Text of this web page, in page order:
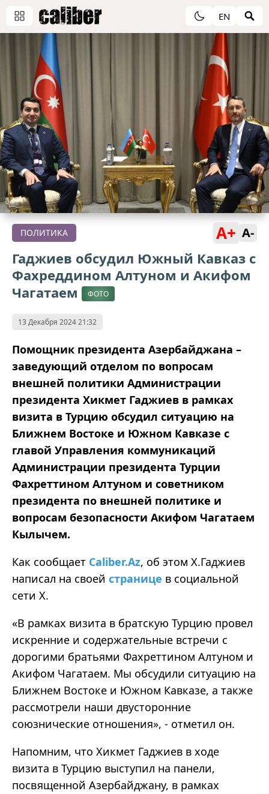
EN
ПОЛИТИКА A+ A-
Гаджиев обсудил Южный Кавказ с
Фахреддином Алтуном и Акифом
Чагатаем
ФОТО
13 Декабря 2024 21:32
Помощник президента Азербайджана –
заведующий отделом по вопросам
внешней политики Администрации
президента Хикмет Гаджиев в рамках
визита в Турцию обсудил ситуацию на
Ближнем Востоке и Южном Кавказе с
главой Управления коммуникаций
Администрации президента Турции
Фахреттином Алтуном и советником
президента по внешней политике и
вопросам безопасности Акифом Чагатаем
Кылычем.
Как сообщает Caliber.Az, об этом Х.Гаджиев
написал на своей странице в социальной
сети Х.
«В рамках визита в братскую Турцию провел
искренние и содержательные встречи с
дорогими братьями Фахреттином Алтуном и
Акифом Чагатаем. Мы обсудили ситуацию на
Ближнем Востоке и Южном Кавказе, а также
рассмотрели наши двусторонние
союзнические отношения», - отметил он.
Напомним, что Хикмет Гаджиев в ходе
визита в Турцию выступил на панели,
посвященной Азербайджану, в рамках